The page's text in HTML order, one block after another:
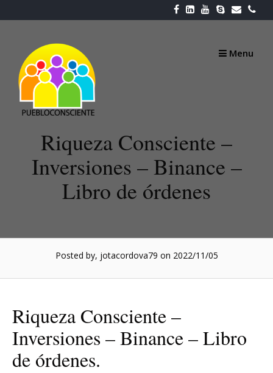
to
Menu
Riqueza Consciente –
Inversiones – Binance –
Libro de órdenes
Posted by, jotacordova79 on 2022/11/05
Riqueza Consciente –
Inversiones – Binance – Libro
de órdenes.